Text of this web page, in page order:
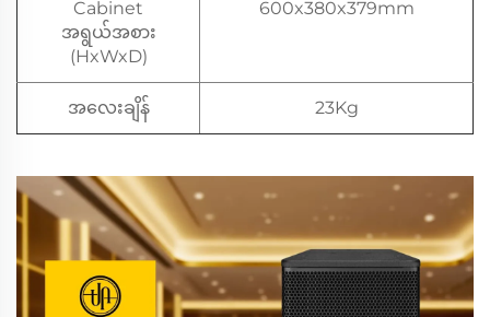
Cabinet
အရွယ်အစား
(HxWxD)
600x380x379mm
အလေးချိန် 23Kg